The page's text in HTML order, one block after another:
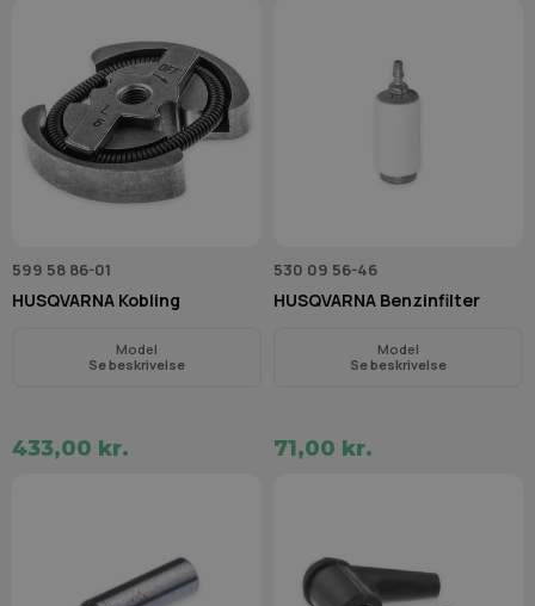
599 58 86-01
HUSQVARNA Kobling
Model
Se beskrivelse
433,00 kr.
530 09 56-46
HUSQVARNA Benzinfilter
Model
Se beskrivelse
71,00 kr.